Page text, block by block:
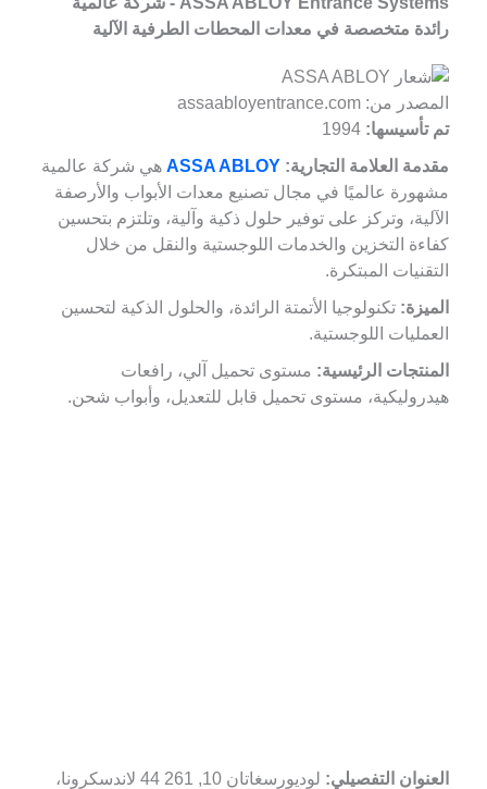
رائدة متخصصة في معدات المحطات الطرفية الآلية
المصدر من: assaabloyentrance.com
تم تأسيسها:
مقدمة العلامة التجارية: ASSA ABLOYهي شركة عالمية
مشهورة عالميًا في مجال تصنيع معدات الأبواب والأرصفة
الآلية، وتركز على توفير حلول ذكية وآلية، وتلتزم بتحسين
كفاءة التخزين والخدمات اللوجستية والنقل من خلال
التقنيات المبتكرة.
الميزة: تكنولوجيا الأتمتة الرائدة، والحلول الذكية لتحسين
العمليات اللوجستية.
المنتجات الرئيسية: مستوى تحميل آلي، رافعات
هيدروليكية، مستوى تحميل قابل للتعديل، وأبواب شحن.
العنوان التفصيلي:
لوديورسغاتان 10, 261 44 لاندسكرونا،